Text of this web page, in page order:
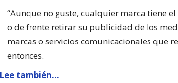
“Aunque no guste, cualquier marca tiene
o de frente retirar su publicidad de los
marcas o servicios comunicacionales que
entonces.
Lee también...